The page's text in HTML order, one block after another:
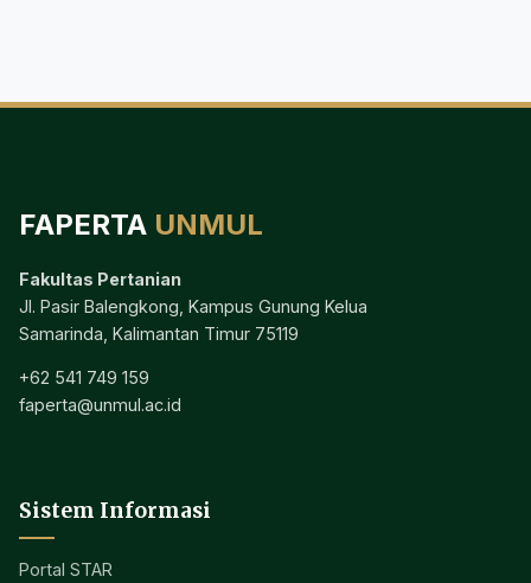
FAPERTA UNMUL
Fakultas Pertanian
Jl. Pasir Balengkong, Kampus Gunung Kelua
Samarinda, Kalimantan Timur 75119
+62 541 749 159
faperta@unmul.ac.id
Sistem Informasi
Portal STAR